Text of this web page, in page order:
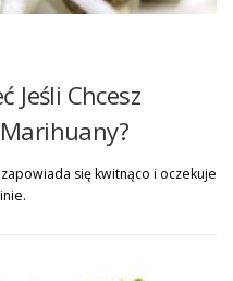
Jeśli Chcesz
się kwitnąco i oczekuje